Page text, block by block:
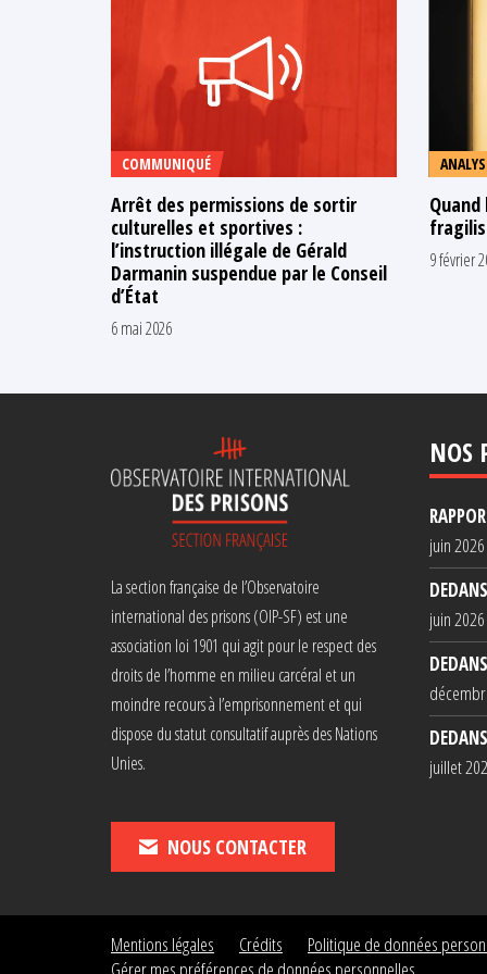
COMMUNIQUÉ
Arrêt des permissions de sortir
culturelles et sportives :
l’instruction illégale de Gérald
Darmanin suspendue par le Conseil
d’État
6 mai 2026
9 février
La section française de l’Observatoire
international des prisons (OIP-SF) est une
association loi 1901 qui agit pour le respect des
droits de l’homme en milieu carcéral et un
moindre recours à l’emprisonnement et qui
dispose du statut consultatif auprès des Nations
Unies.
NOUS CONTACTER
NOS
juin 2026
juin 2026
juillet
Mentions légales Crédits
Politique de données
Gérer mes préférences de données personnelles